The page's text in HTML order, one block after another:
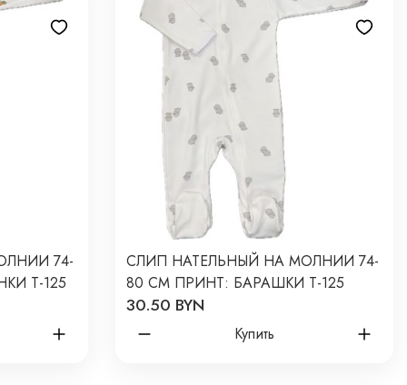
74-
Т-125
СЛИП НАТЕЛЬНЫЙ НА МОЛНИИ 74-
80 СМ ПРИНТ: БАРАШКИ Т-125
30.50 BYN
Купить